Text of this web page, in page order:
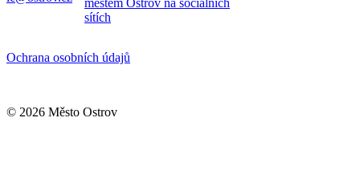
městem Ostrov na sociálních
sítích
Ochrana osobních údajů
© 2026 Město Ostrov